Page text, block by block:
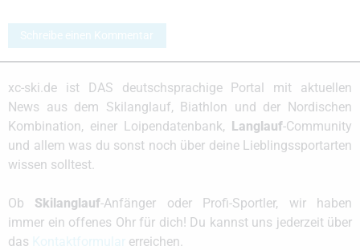
Schreibe einen Kommentar
xc-ski.de ist DAS deutschsprachige Portal mit aktuellen
News aus dem Skilanglauf, Biathlon und der Nordischen
Kombination, einer Loipendatenbank, Langlauf-Community
und allem was du sonst noch über deine Lieblingssportarten
wissen solltest.
Ob Skilanglauf-Anfänger oder Profi-Sportler, wir haben
immer ein offenes Ohr für dich! Du kannst uns jederzeit über
das
erreichen.